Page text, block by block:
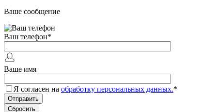
Ваше сообщение
Ваш телефон*
Ваше имя
Я согласен на обработку персональных данных.*